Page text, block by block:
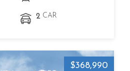
2 CAR
$368,990